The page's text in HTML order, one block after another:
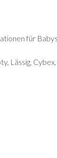
für
Lässig, Cybex,